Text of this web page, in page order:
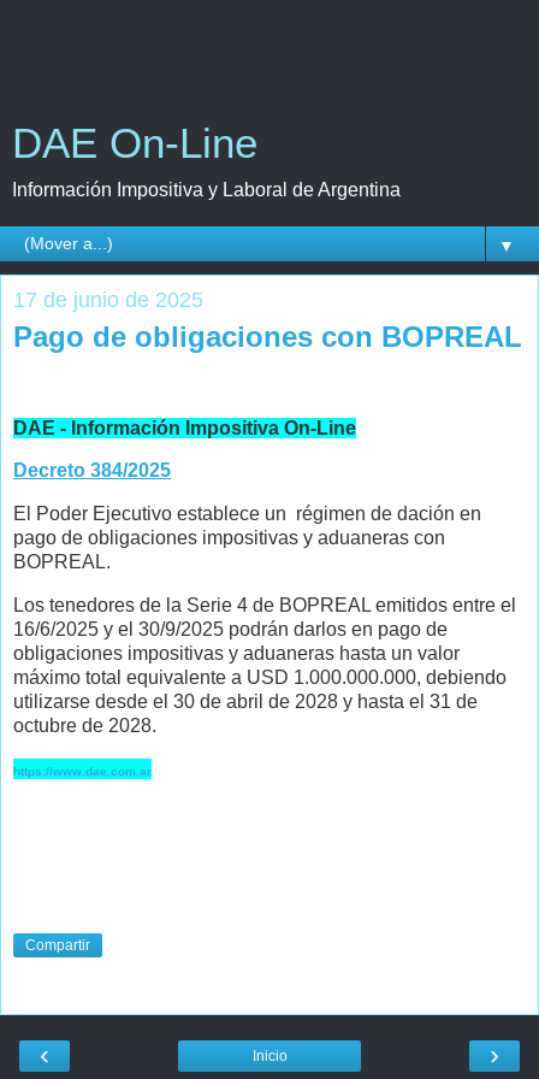
DAE On-Line
Información Impositiva y Laboral de Argentina
▼
17 de junio de 2025
Pago de obligaciones con BOPREAL
DAE - Información Impositiva On-Line
Decreto 384/2025
El Poder Ejecutivo establece un régimen de dación en
pago de obligaciones impositivas y aduaneras con
BOPREAL.
Los tenedores de la Serie 4 de BOPREAL emitidos entre el
16/6/2025 y el 30/9/2025 podrán darlos en pago de
obligaciones impositivas y aduaneras hasta un valor
máximo total equivalente a USD 1.000.000.000, debiendo
utilizarse desde el 30 de abril de 2028 y hasta el 31 de
octubre de 2028.
https://www.dae.com.ar
Compartir
‹ ›
Inicio